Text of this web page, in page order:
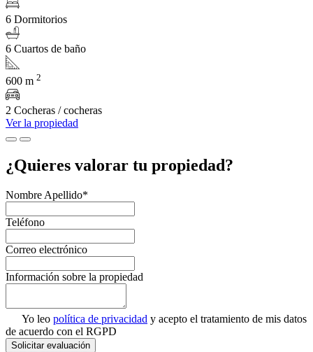
6 Dormitorios
6 Cuartos de baño
600 m 2
2 Cocheras / cocheras
Ver la propiedad
¿Quieres valorar tu propiedad?
Nombre Apellido*
Teléfono
Correo electrónico
Información sobre la propiedad
Yo leo política de privacidad y acepto el tratamiento de mis datos
de acuerdo con el RGPD
Solicitar evaluación